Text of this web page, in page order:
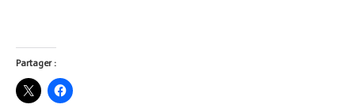
Partager :